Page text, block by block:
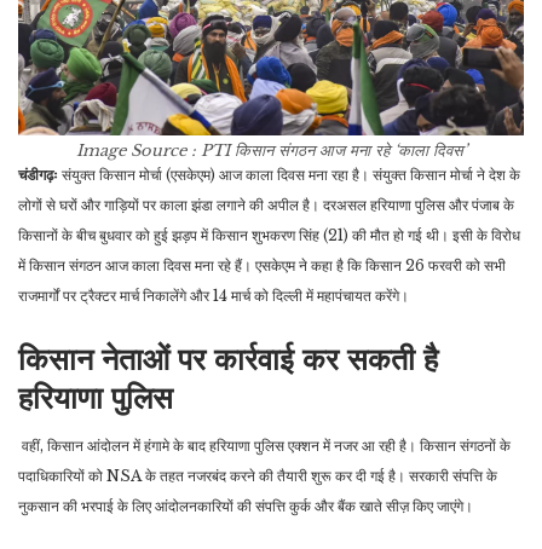
Image Source : PTIकिसान संगठन आज मना रहे ‘काला दिवस’
चंडीगढ़ः संयुक्त किसान मोर्चा (एसकेएम) आज काला दिवस मना रहा है। संयुक्त किसान मोर्चा ने देश के
लोगों से घरों और गाड़ियों पर काला झंडा लगाने की अपील है। दरअसल हरियाणा पुलिस और पंजाब के
किसानों के बीच बुधवार को हुई झड़प में किसान शुभकरण सिंह (21) की मौत हो गई थी। इसी के विरोध
में किसान संगठन आज काला दिवस मना रहे हैं। एसकेएम ने कहा है कि किसान 26 फरवरी को सभी
राजमार्गों पर ट्रैक्टर मार्च निकालेंगे और 14 मार्च को दिल्ली में महापंचायत करेंगे।
किसान नेताओं पर कार्रवाई कर सकती है
हरियाणा पुलिस
वहीं, किसान आंदोलन में हंगामे के बाद हरियाणा पुलिस एक्शन में नजर आ रही है। किसान संगठनों के
पदाधिकारियों को NSA के तहत नजरबंद करने की तैयारी शुरू कर दी गई है। सरकारी संपत्ति के
नुकसान की भरपाई के लिए आंदोलनकारियों की संपत्ति कुर्क और बैंक खाते सीज़ किए जाएंगे।